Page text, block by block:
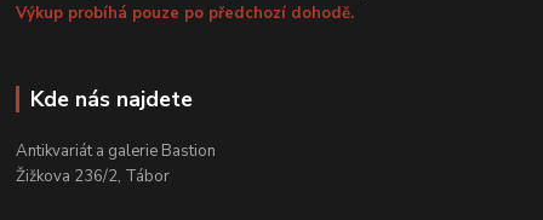
Výkup probíhá pouze po předchozí dohodě.
Kde nás najdete
Antikvariát a galerie Bastion
Žižkova 236/2, Tábor